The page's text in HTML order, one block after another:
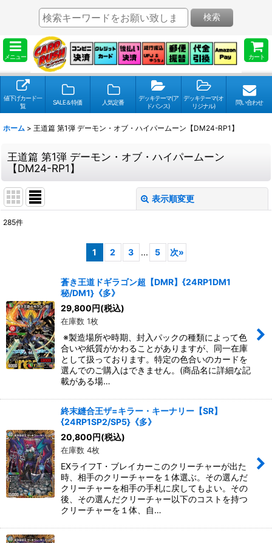
メニュー カート
検索
値下げカード一
覧
SALE＆特価 人気定番
デッキテーマ(ア
ドバンス)
デッキテーマ(オ
リジナル)
問い合わせ
ホーム > 王道篇 第1弾 デーモン・オブ・ハイパームーン【DM24-RP1】
王道篇 第1弾 デーモン・オブ・ハイパームーン
【DM24-RP1】
表示順変更
285件
1 2 3 ... 5 次»
蒼き王道ドギラゴン超【DMR】{24RP1DM1
秘/DM1}《多》
29,800 円(税込)
在庫数 1枚
※製造場所や時期、封入パックの種類によって色
合いや紙質がかわることがありますが、同一在庫
として扱っております。特定の色合いのカードを
選んでのご購入はできません。(商品名に詳細な記
載がある場…
終末縫合王ザ=キラー・キーナリー【SR】
{24RP1SP2/SP5}《多》
20,800 円(税込)
在庫数 4枚
EXライフT・ブレイカーこのクリーチャーが出た
時、相手のクリーチャーを１体選ぶ。その選んだ
クリーチャーを相手の手札に戻してもよい。その
後、その選んだクリーチャー以下のコストを持つ
クリーチャーを１体、自…